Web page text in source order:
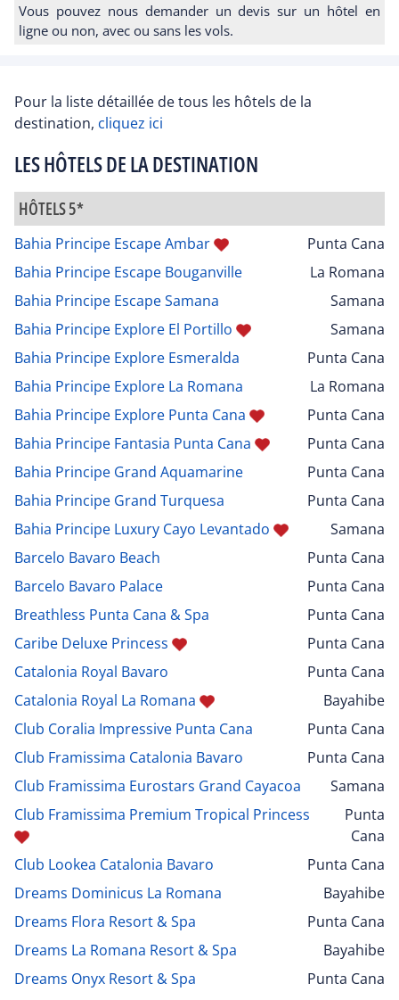
Vous pouvez nous demander un devis sur un hôtel en
ligne ou non, avec ou sans les vols.
Pour la liste détaillée de tous les hôtels de la
destination, cliquez ici
LES HÔTELS DE LA DESTINATION
HÔTELS 5*
Bahia Principe Escape Ambar
Punta Cana
Bahia Principe Escape Bouganville
La Romana
Bahia Principe Escape Samana
Samana
Bahia Principe Explore El Portillo
Samana
Bahia Principe Explore Esmeralda
Punta Cana
Bahia Principe Explore La Romana
La Romana
Bahia Principe Explore Punta Cana
Punta Cana
Bahia Principe Fantasia Punta Cana
Punta Cana
Bahia Principe Grand Aquamarine
Punta Cana
Bahia Principe Grand Turquesa
Punta Cana
Bahia Principe Luxury Cayo Levantado
Samana
Barcelo Bavaro Beach
Punta Cana
Barcelo Bavaro Palace
Punta Cana
Breathless Punta Cana & Spa
Punta Cana
Caribe Deluxe Princess
Punta Cana
Catalonia Royal Bavaro
Punta Cana
Catalonia Royal La Romana
Bayahibe
Club Coralia Impressive Punta Cana
Punta Cana
Club Framissima Catalonia Bavaro
Punta Cana
Club Framissima Eurostars Grand Cayacoa
Samana
Club Framissima Premium Tropical Princess
Punta
Cana
Club Lookea Catalonia Bavaro
Punta Cana
Dreams Dominicus La Romana
Bayahibe
Dreams Flora Resort & Spa
Punta Cana
Dreams La Romana Resort & Spa
Bayahibe
Dreams Onyx Resort & Spa
Punta Cana